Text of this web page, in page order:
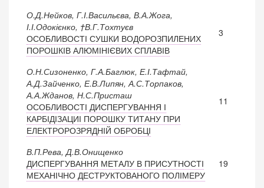
О.Д.Нейков, Г.І.Васильєва, В.А.Жога,
І.І.Одокієнко, †В.Г.Тохтуєв
ОСОБЛИВОСТІ СУШКИ ВОДОРОЗПИЛЕНИХ
ПОРОШКІВ АЛЮМІНІЄВИХ СПЛАВІВ
3
О.Н.Сизоненко, Г.А.Баглюк, Е.І.Тафтай,
А.Д.Зайченко, Е.В.Липян, А.С.Торпаков,
А.А.Жданов, Н.С.Присташ
ОСОБЛИВОСТІ ДИСПЕРГУВАННЯ І
КАРБІДІЗАЦИІ ПОРОШКУ ТИТАНУ ПРИ
ЕЛЕКТРОРОЗРЯДНІЙ ОБРОБЦІ
11
В.П.Рева, Д.В.Онищенко
ДИСПЕРГУВАННЯ МЕТАЛУ В ПРИСУТНОСТІ
МЕХАНІЧНО ДЕСТРУКТОВАНОГО ПОЛІМЕРУ
19